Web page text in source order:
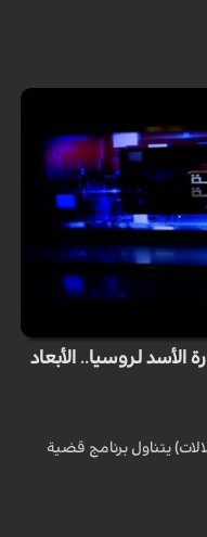
الأسد لروسيا.. الأبعاد
يتناول برنامج قضية